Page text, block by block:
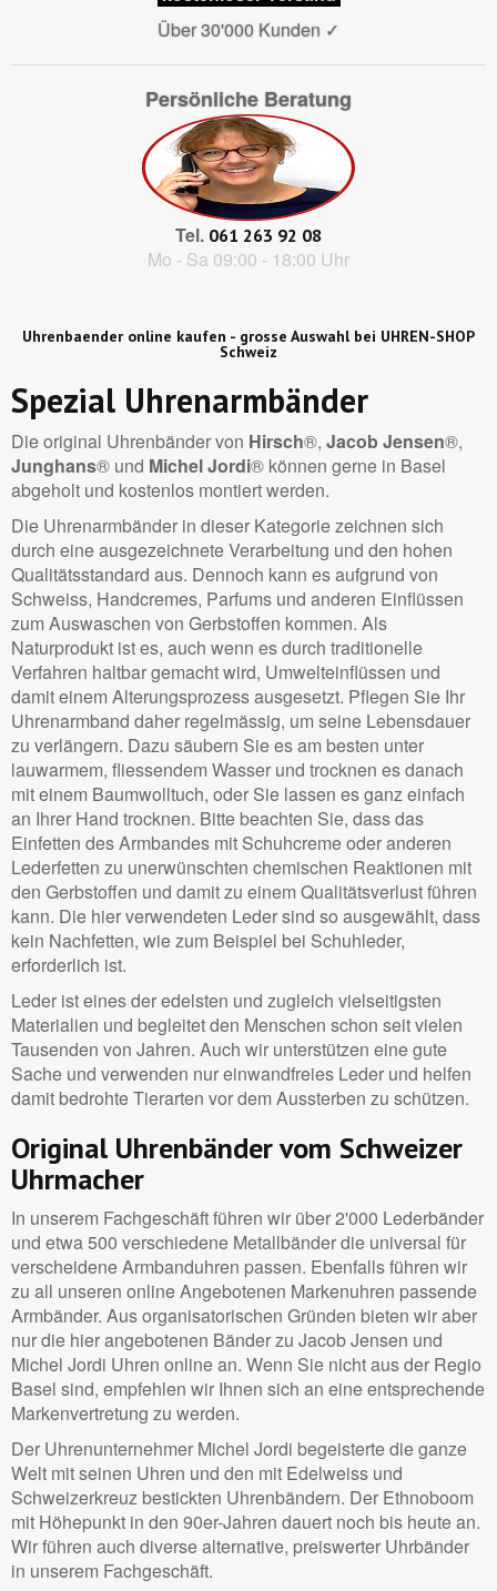
Über 30'000 Kunden ✓
Persönliche Beratung
Tel. 061 263 92 08
Mo - Sa 09:00 - 18:00 Uhr
Uhrenbaender online kaufen - grosse Auswahl bei UHREN-SHOP
Schweiz
Spezial Uhrenarmbänder
Die original Uhrenbänder von Hirsch®, Jacob Jensen®,
Junghans® und Michel Jordi® können gerne in Basel
abgeholt und kostenlos montiert werden.
Die Uhrenarmbänder in dieser Kategorie zeichnen sich
durch eine ausgezeichnete Verarbeitung und den hohen
Qualitätsstandard aus. Dennoch kann es aufgrund von
Schweiss, Handcremes, Parfums und anderen Einflüssen
zum Auswaschen von Gerbstoffen kommen. Als
Naturprodukt ist es, auch wenn es durch traditionelle
Verfahren haltbar gemacht wird, Umwelteinflüssen und
damit einem Alterungsprozess ausgesetzt. Pflegen Sie Ihr
Uhrenarmband daher regelmässig, um seine Lebensdauer
zu verlängern. Dazu säubern Sie es am besten unter
lauwarmem, fliessendem Wasser und trocknen es danach
mit einem Baumwolltuch, oder Sie lassen es ganz einfach
an Ihrer Hand trocknen. Bitte beachten Sie, dass das
Einfetten des Armbandes mit Schuhcreme oder anderen
Lederfetten zu unerwünschten chemischen Reaktionen mit
den Gerbstoffen und damit zu einem Qualitätsverlust führen
kann. Die hier verwendeten Leder sind so ausgewählt, dass
kein Nachfetten, wie zum Beispiel bei Schuhleder,
erforderlich ist.
Leder ist eines der edelsten und zugleich vielseitigsten
Materialien und begleitet den Menschen schon seit vielen
Tausenden von Jahren. Auch wir unterstützen eine gute
Sache und verwenden nur einwandfreies Leder und helfen
damit bedrohte Tierarten vor dem Aussterben zu schützen.
Original Uhrenbänder vom Schweizer
Uhrmacher
In unserem Fachgeschäft führen wir über 2'000 Lederbänder
und etwa 500 verschiedene Metallbänder die universal für
verscheidene Armbanduhren passen. Ebenfalls führen wir
zu all unseren online Angebotenen Markenuhren passende
Armbänder. Aus organisatorischen Gründen bieten wir aber
nur die hier angebotenen Bänder zu Jacob Jensen und
Michel Jordi Uhren online an. Wenn Sie nicht aus der Regio
Basel sind, empfehlen wir Ihnen sich an eine entsprechende
Markenvertretung zu werden.
Der Uhrenunternehmer Michel Jordi begeisterte die ganze
Welt mit seinen Uhren und den mit Edelweiss und
Schweizerkreuz bestickten Uhrenbändern. Der Ethnoboom
mit Höhepunkt in den 90er-Jahren dauert noch bis heute an.
Wir führen auch diverse alternative, preiswerter Uhrbänder
in unserem Fachgeschäft.